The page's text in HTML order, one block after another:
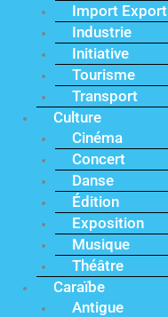
Import Export
Industrie
Initiative
Tourisme
Transport
Culture
Cinéma
Concert
Danse
Édition
Exposition
Musique
Théâtre
Caraïbe
Antigue